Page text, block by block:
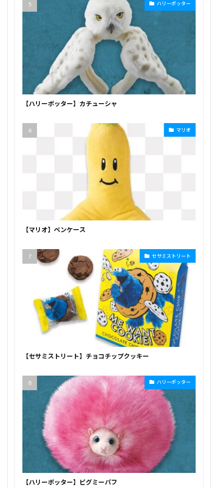
ハリーポッター
【ハリーポッター】カチューシャ
マリオ
【マリオ】ペンケース
セサミストリート
【セサミストリート】チョコチップクッキー
ハリーポッター
【ハリーポッター】ピグミーパフ